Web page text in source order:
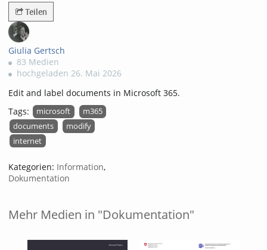
Teilen
Giulia Gertsch
83 Medien
hochgeladen 26. Mai 2026
Edit and label documents in Microsoft 365.
Tags:
microsoft
m365
documents
modify
internet
Kategorien: Information,
Dokumentation
Mehr Medien in "Dokumentation"